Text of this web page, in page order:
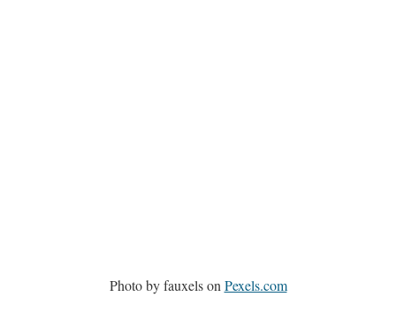
Photo by fauxels on Pexels.com